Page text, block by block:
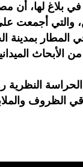
في بلاغ لها،
والتي أجمعت
المطار
الأبحاث
الحراسة
الظروف